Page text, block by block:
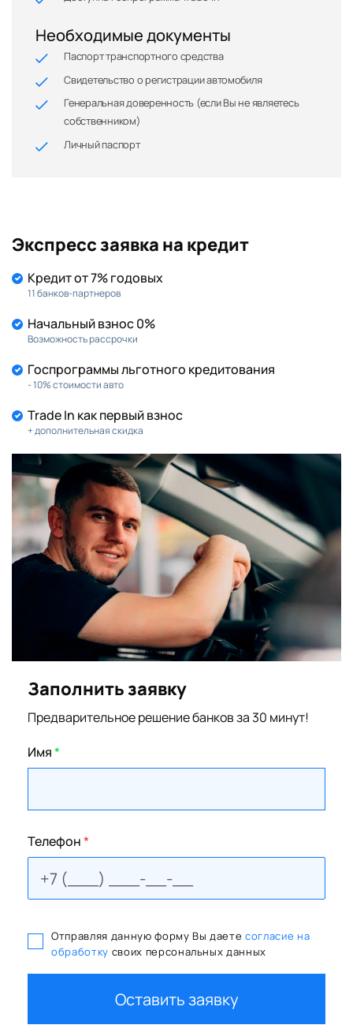
Необходимые документы
Паспорт транспортного средства
Свидетельство о регистрации автомобиля
Генеральная доверенность (если Вы не являетесь
собственником)
Личный паспорт
Экспресс заявка на кредит
Кредит от 7% годовых
11 банков-партнеров
Начальный взнос 0%
Возможность рассрочки
Госпрограммы льготного кредитования
- 10% стоимости авто
Trade In как первый взнос
+ дополнительная скидка
Заполнить заявку
Предварительное решение банков за 30 минут!
Имя*
Телефон*
Отправляя данную форму Вы даете согласие на
обработку своих персональных данных
Оставить заявку